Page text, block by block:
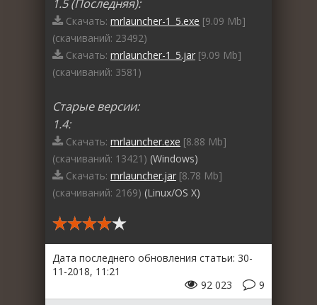
1.5 (Последняя):
Скачать: mrlauncher-1_5.exe [9.09 Mb]
(cкачиваний: 23492)
Скачать: mrlauncher-1_5.jar [9.09 Mb]
(cкачиваний: 3581)
Старые версии:
1.4:
Скачать: mrlauncher.exe [8.88 Mb]
(cкачиваний: 13421) (Windows)
Скачать: mrlauncher.jar [8.78 Mb]
(cкачиваний: 2169) (Linux/OS X)
Дата последнего обновления статьи: 30-
11-2018, 11:21
9
92 023